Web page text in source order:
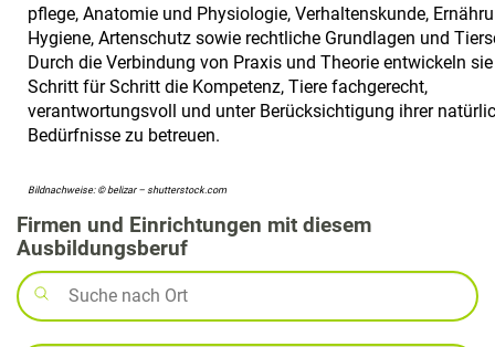
pflege, Anatomie und Physiologie, Verhaltenskunde,
Hygiene, Artenschutz sowie rechtliche Grundlagen und
Durch die Verbindung von Praxis und Theorie entwickeln sie
Schritt für Schritt die Kompetenz, Tiere fachgerecht,
verantwortungsvoll und unter Berücksichtigung ihrer
Bedürfnisse zu betreuen.
Bildnachweise: © belizar – shutterstock.com
Firmen und Einrichtungen mit diesem
Ausbildungsberuf